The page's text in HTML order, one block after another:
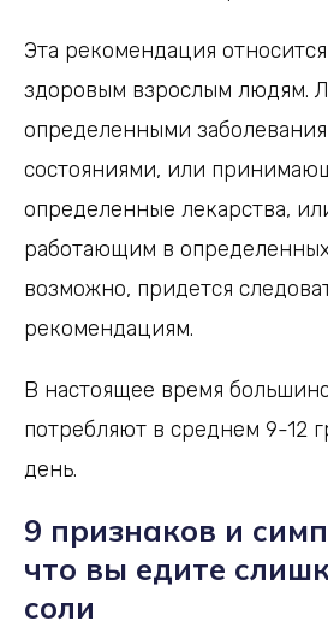
Эта рекомендация
здоровым взрослым людям.
определенными
состояниями, или
определенные лекарства,
работающим в
возможно, придется
рекомендациям.
В настоящее время
потребляют в среднем 9-12
день.
9 признаков и
что вы едите
соли